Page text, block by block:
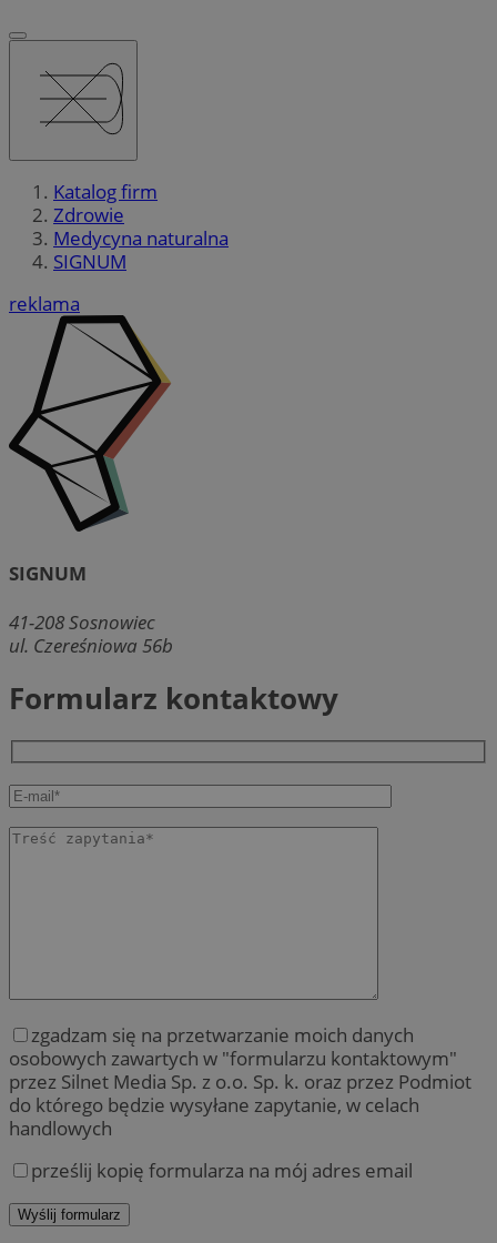
Katalog firm
Zdrowie
Medycyna naturalna
SIGNUM
reklama
SIGNUM
41-208Sosnowiec
ul. Czereśniowa 56b
Formularz kontaktowy
zgadzam się na przetwarzanie moich danych
osobowych zawartych w "formularzu kontaktowym"
przez Silnet Media Sp. z o.o. Sp. k. oraz przez Podmiot
do którego będzie wysyłane zapytanie, w celach
handlowych
prześlij kopię formularza na mój adres email